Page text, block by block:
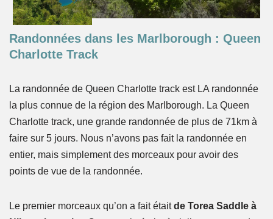
Randonnées dans les Marlborough : Queen
Charlotte Track
La randonnée de Queen Charlotte track est LA randonnée
la plus connue de la région des Marlborough. La Queen
Charlotte track, une grande randonnée de plus de 71km à
faire sur 5 jours. Nous n’avons pas fait la randonnée en
entier, mais simplement des morceaux pour avoir des
points de vue de la randonnée.
Le premier morceaux qu’on a fait étaitde Torea Saddle à